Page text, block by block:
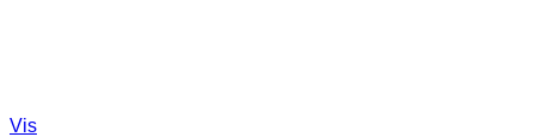
Vis